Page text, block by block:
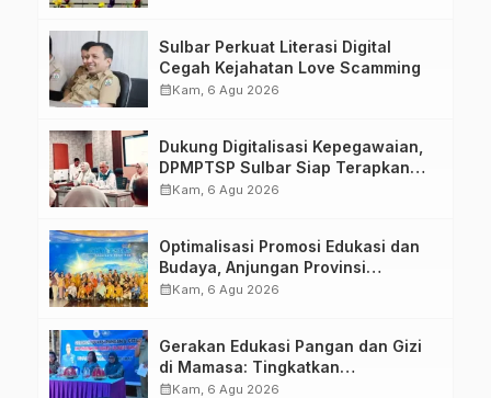
Sulbar Perkuat Literasi Digital
Cegah Kejahatan Love Scamming
calendar_monthKam, 6 Agu 2026
Dukung Digitalisasi Kepegawaian,
DPMPTSP Sulbar Siap Terapkan
Aplikasi FLEKSI ASN
calendar_monthKam, 6 Agu 2026
Optimalisasi Promosi Edukasi dan
Budaya, Anjungan Provinsi
Sulawesi Barat Perkuat Kolaborasi
calendar_monthKam, 6 Agu 2026
Gerakan Edukasi Pangan dan Gizi
di Mamasa: Tingkatkan
Pengetahuan dan Keterampilan
calendar_monthKam, 6 Agu 2026